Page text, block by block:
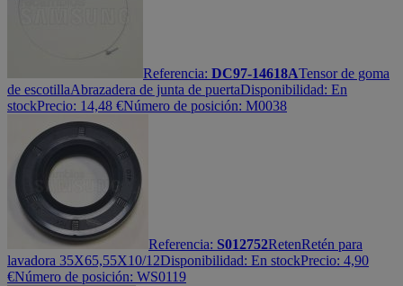
Referencia: DC97-14618ATensor de goma
de escotillaAbrazadera de junta de puertaDisponibilidad: En
stockPrecio: 14,48 €Número de posición: M0038
Referencia: S012752RetenRetén para
lavadora 35X65,55X10/12Disponibilidad: En stockPrecio: 4,90
€Número de posición: WS0119